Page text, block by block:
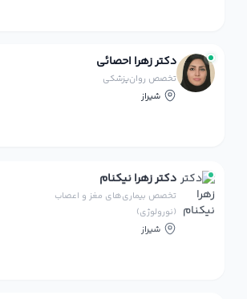
دکتر زهرا احصائی
تخصص روان‌پزشکی
شیراز
دکتر زهرا نیکنام
تخصص بیماری‌های مغز و اعصاب
(نورولوژی)
شیراز